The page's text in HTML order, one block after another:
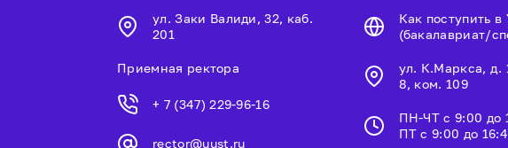
ул. Заки Валиди, 32, каб.
201
Приемная ректора
+ 7 (347) 229-96-16
rector@uust.ru
Как поступить в
(бакалавриат/
ул. К.Маркса, д.
8, ком. 109
ПН-ЧТ с 9:00 до
ПТ с 9:00 до